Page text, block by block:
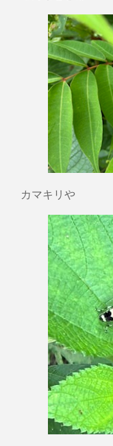
カマキリや